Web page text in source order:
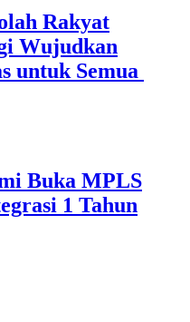
Rakyat
Wujudkan
untuk Semua
Buka MPLS
1 Tahun